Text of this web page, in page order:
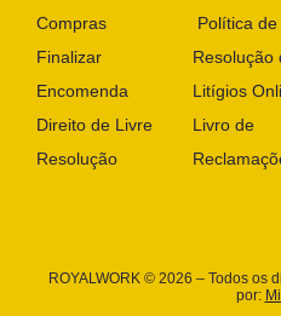
Compras
Finalizar
Encomenda
Direito de Livre
Resolução
Política
Resolução
Litígios
Livro de
ROYALWORK © 2026 – Todos os
por: